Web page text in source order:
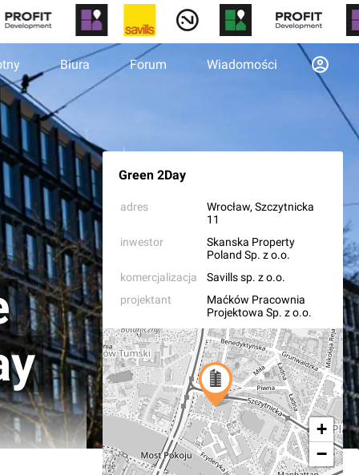
Biura Forum Wiadomości
Green 2Day
adres Wrocław, Szczytnicka
11
inwestor
Skanska Property
Poland Sp. z o.o.
komercjalizacja
Savills sp. z o.o.
projektant
Maćków Pracownia
Projektowa Sp. z o.o.
+
−